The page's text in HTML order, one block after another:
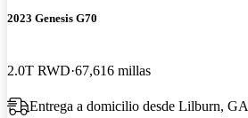
2023 Genesis G70
2.0T RWD 67,616 millas
Entrega a domicilio desde Lilburn, GA